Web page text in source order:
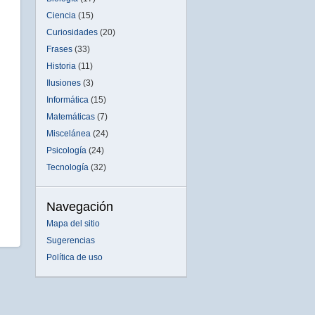
Ciencia (15)
Curiosidades (20)
Frases (33)
Historia (11)
Ilusiones (3)
Informática (15)
Matemáticas (7)
Miscelánea (24)
Psicología (24)
Tecnología (32)
Navegación
Mapa del sitio
Sugerencias
Política de uso